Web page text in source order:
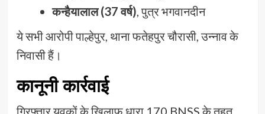
कन्हैयालाल (37 वर्ष) , पुत्र भगवानदीन
ये सभी आरोपी पाल्हेपुर, थाना फतेहपुर चौरासी, उन्नाव के
निवासी हैं।
कानूनी कार्रवाई
गिरफ्तार युवकों के खिलाफ धारा 170 BNSS के तहत